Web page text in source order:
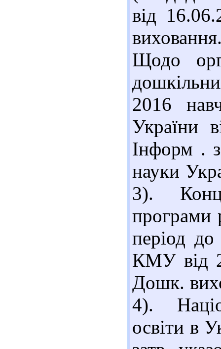
від
Щодо
2016
України
Інформ .
науки
3).
програми
період
КМУ від
Дошк.
4).
освіти в